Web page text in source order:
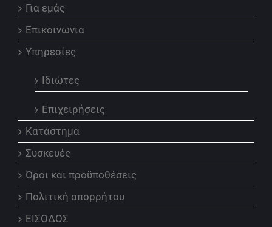
Για εμάς
Επικοινωνια
Υπηρεσίες
Ιδιώτες
Επιχειρήσεις
Κατάστημα
Συσκευές
Όροι και προϋποθέσεις
Πολιτική απορρήτου
ΕΙΣΟΔΟΣ